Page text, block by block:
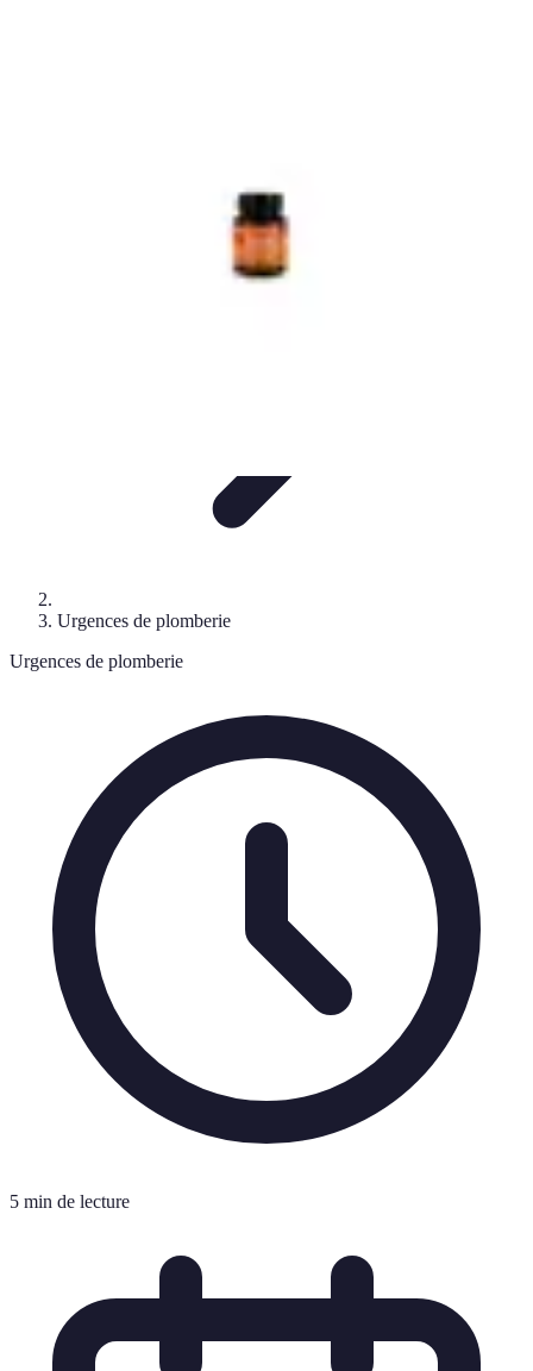
Urgences de plomberie
Urgences de plomberie
5 min de lecture